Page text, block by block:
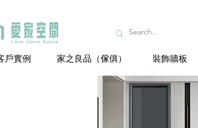
戶實例 家之良品（傢俱） 裝飾牆板